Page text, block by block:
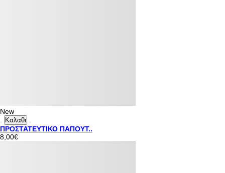
New
Καλαθι
ΠΡΟΣΤΑΤΕΥΤΙΚΟ ΠΑΠΟΥΤ..
8,00€